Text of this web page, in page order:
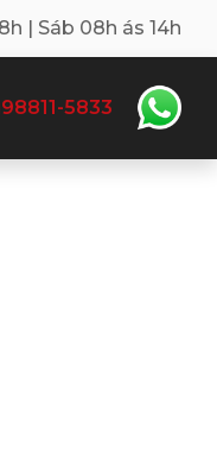
| Sáb 08h ás 14h
5833